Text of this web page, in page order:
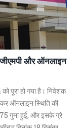
और ऑनलाइन
पूरा हो गया है। निवेशक
ऑनलाइन स्थिति की
गुना हुई, और इसके ग्रे